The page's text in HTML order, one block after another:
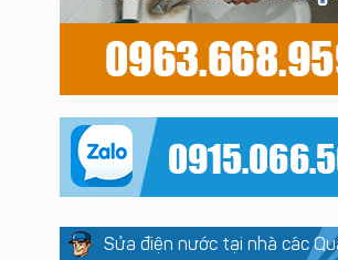
Sửa điện nước tại nhà các